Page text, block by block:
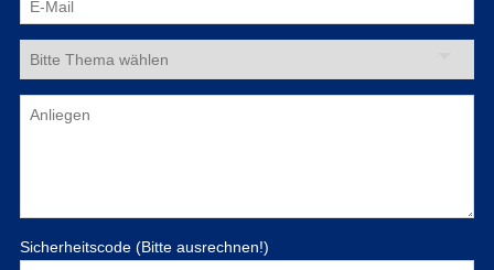
Sicherheitscode (Bitte ausrechnen!)